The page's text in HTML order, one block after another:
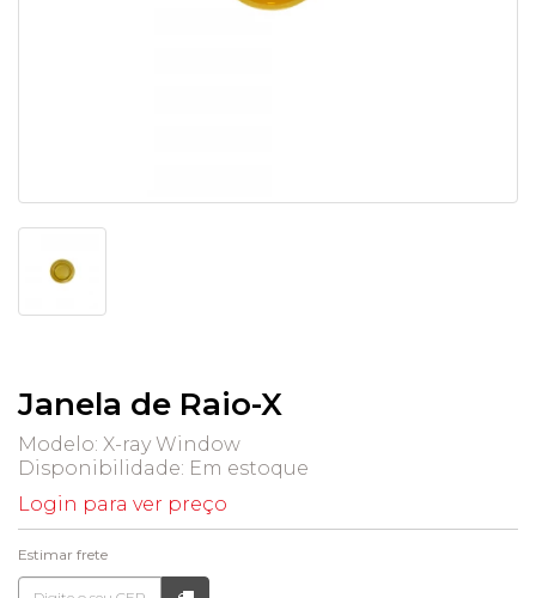
Janela de Raio-X
Modelo: X-ray Window
Disponibilidade: Em estoque
Login para ver preço
Estimar frete